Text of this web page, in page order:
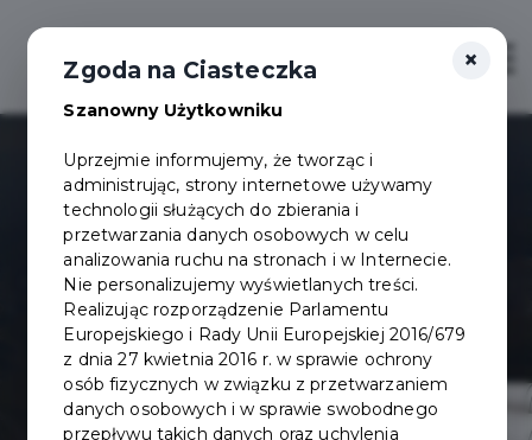
×
Zgoda na Ciasteczka
Szanowny Użytkowniku
Uprzejmie informujemy, że tworząc i
administrując, strony internetowe używamy
technologii służących do zbierania i
przetwarzania danych osobowych w celu
analizowania ruchu na stronach i w Internecie.
Nie personalizujemy wyświetlanych treści.
Realizując rozporządzenie Parlamentu
Europejskiego i Rady Unii Europejskiej 2016/679
z dnia 27 kwietnia 2016 r. w sprawie ochrony
osób fizycznych w związku z przetwarzaniem
danych osobowych i w sprawie swobodnego
przepływu takich danych oraz uchylenia